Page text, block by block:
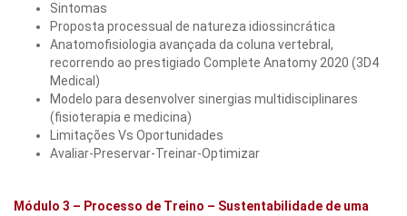
Sintomas
Proposta processual de natureza idiossincrática
Anatomofisiologia avançada da coluna vertebral,
recorrendo ao prestigiado Complete Anatomy 2020 (3D4
Medical)
Modelo para desenvolver sinergias multidisciplinares
(fisioterapia e medicina)
Limitações Vs Oportunidades
Avaliar-Preservar-Treinar-Optimizar
Módulo 3 – Processo de Treino – Sustentabilidade de uma